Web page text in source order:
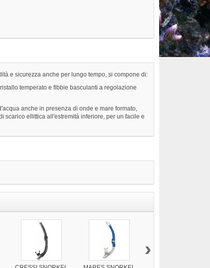
e sicurezza anche per lungo tempo, si compone di:
temperato e fibbie basculanti a regolazione
anche in presenza di onde e mare formato,
ellittica all'estremità inferiore, per un facile e
›